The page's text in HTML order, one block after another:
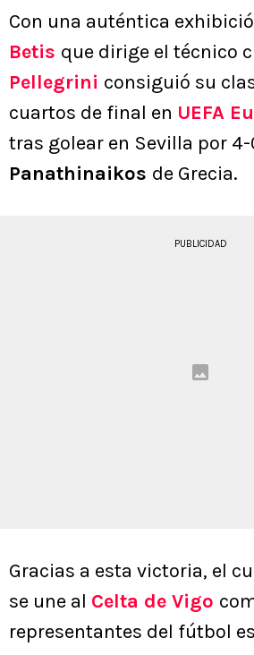
Con una auténtica
Betis que dirige el técnico
Pellegrini consiguió su
cuartos de final en UEFA
tras golear en Sevilla por 4-
Panathinaikos de Grecia.
PUBLICIDAD
Gracias a esta victoria, el
se une al Celta de Vigo
representantes del fútbol